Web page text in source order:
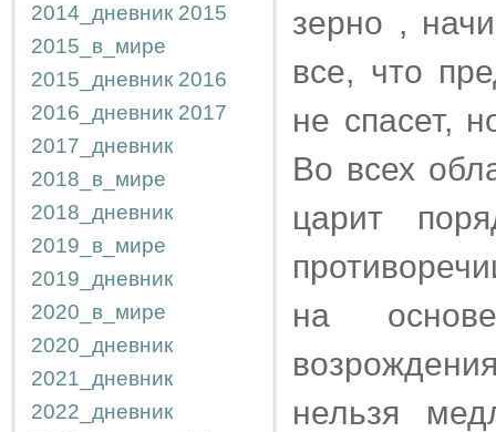
2014_дневник 2015
2015_в_мире
2015_дневник 2016
2016_дневник 2017
2017_дневник
2018_в_мире
2018_дневник
2019_в_мире
2019_дневник
2020_в_мире
2020_дневник
2021_дневник
2022_дневник
зерно ,
все, что
не спасет,
Во всех
царит
на
нельзя